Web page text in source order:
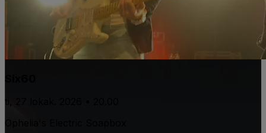
ti, 27 lokak. 2026 • 20.00